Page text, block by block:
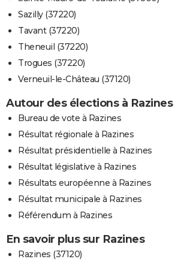
Sazilly (37220)
Tavant (37220)
Theneuil (37220)
Trogues (37220)
Verneuil-le-Château (37120)
Autour des élections à Razines
Bureau de vote à Razines
Résultat régionale à Razines
Résultat présidentielle à Razines
Résultat législative à Razines
Résultats européenne à Razines
Résultat municipale à Razines
Référendum à Razines
En savoir plus sur Razines
Razines (37120)